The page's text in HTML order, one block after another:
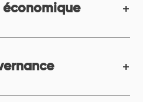
économique